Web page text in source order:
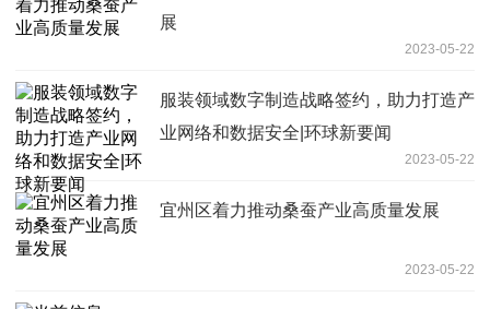
展
2023-05-22
服装领域数字制造战略签约，助力打造产
业网络和数据安全|环球新要闻
2023-05-22
宜州区着力推动桑蚕产业高质量发展
2023-05-22